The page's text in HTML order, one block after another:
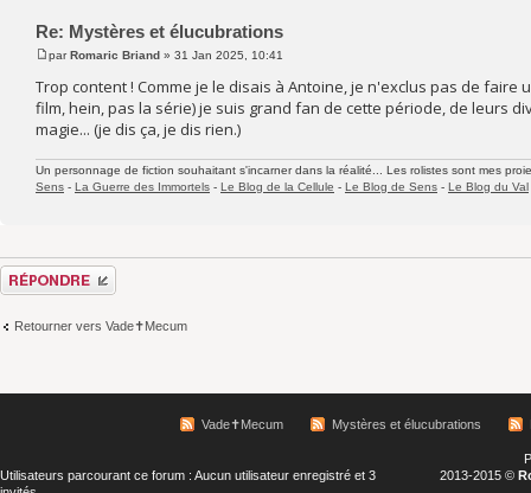
Re: Mystères et élucubrations
parRomaric Briand » 31 Jan 2025, 10:41
Trop content ! Comme je le disais à Antoine, je n'exclus pas de
film, hein, pas la série) je suis grand fan de cette période, de leurs
magie... (je dis ça, je dis rien.)
Un personnage de fiction souhaitant s'incarner dans la réalité... Les rolistes sont mes
Sens - La Guerre des Immortels - Le Blog de la Cellule - Le Blog de Sens - Le Blog du Val
Répondre
Retourner vers Vade✝Mecum
Vade✝Mecum Mystères et élucubrations
Utilisateurs parcourant ce forum : Aucun utilisateur enregistré et 3
2013-2015 ©